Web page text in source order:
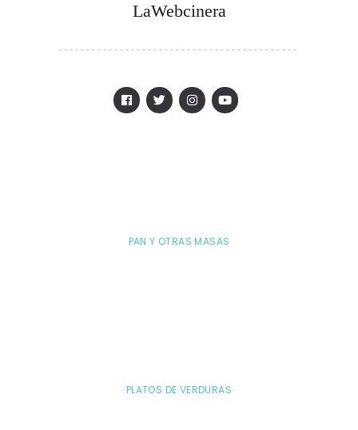
LaWebcinera
PAN Y OTRAS MASAS
PLATOS DE VERDURAS